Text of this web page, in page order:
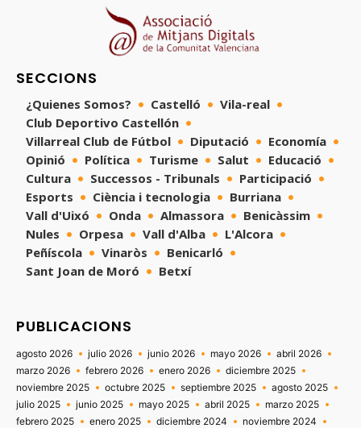
SECCIONS
¿Quienes Somos? Castelló
Vila-real
Club Deportivo Castellón
Villarreal Club de Fútbol
Diputació
Economía
Opinió
Política Turisme Salut
Educació
Cultura
Successos - Tribunals
Participació
Esports
Ciència i tecnologia
Burriana
Vall d'Uixó
Onda Almassora
Benicàssim
Nules
Orpesa Vall d'Alba
L'Alcora
Peñíscola
Vinaròs
Benicarló
Sant Joan de Moró
Betxí
PUBLICACIONS
agosto 2026 julio 2026 junio 2026 mayo 2026
abril 2026
marzo 2026
febrero 2026 enero 2026
diciembre 2025
noviembre 2025
octubre 2025 septiembre 2025
agosto 2025
julio 2025
junio 2025 mayo 2025 abril 2025
marzo 2025
febrero 2025
enero 2025 diciembre 2024
noviembre 2024